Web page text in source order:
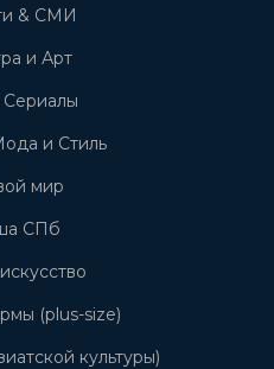
& СМИ
и Арт
и Стиль
мир
СПб
(plus-size)
культуры)